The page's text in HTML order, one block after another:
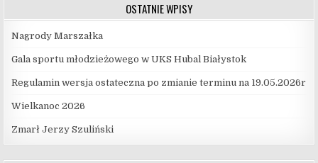
OSTATNIE WPISY
Nagrody Marszałka
Gala sportu młodzieżowego w UKS Hubal Białystok
Regulamin wersja ostateczna po zmianie terminu na 19.05.2026r
Wielkanoc 2026
Zmarł Jerzy Szuliński